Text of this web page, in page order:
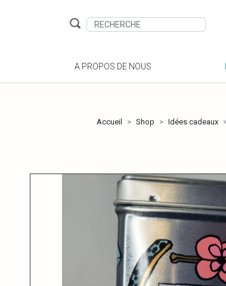
A PROPOS DE NOUS
Accueil Shop Idées cadeaux